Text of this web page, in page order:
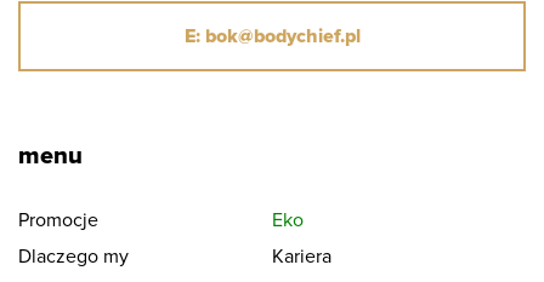
E: bok@bodychief.pl
menu
Promocje
Eko
Dlaczego my
Kariera